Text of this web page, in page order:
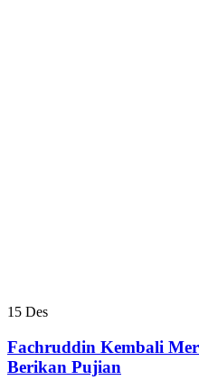
15 Des
Fachruddin Kembali
Berikan Pujian